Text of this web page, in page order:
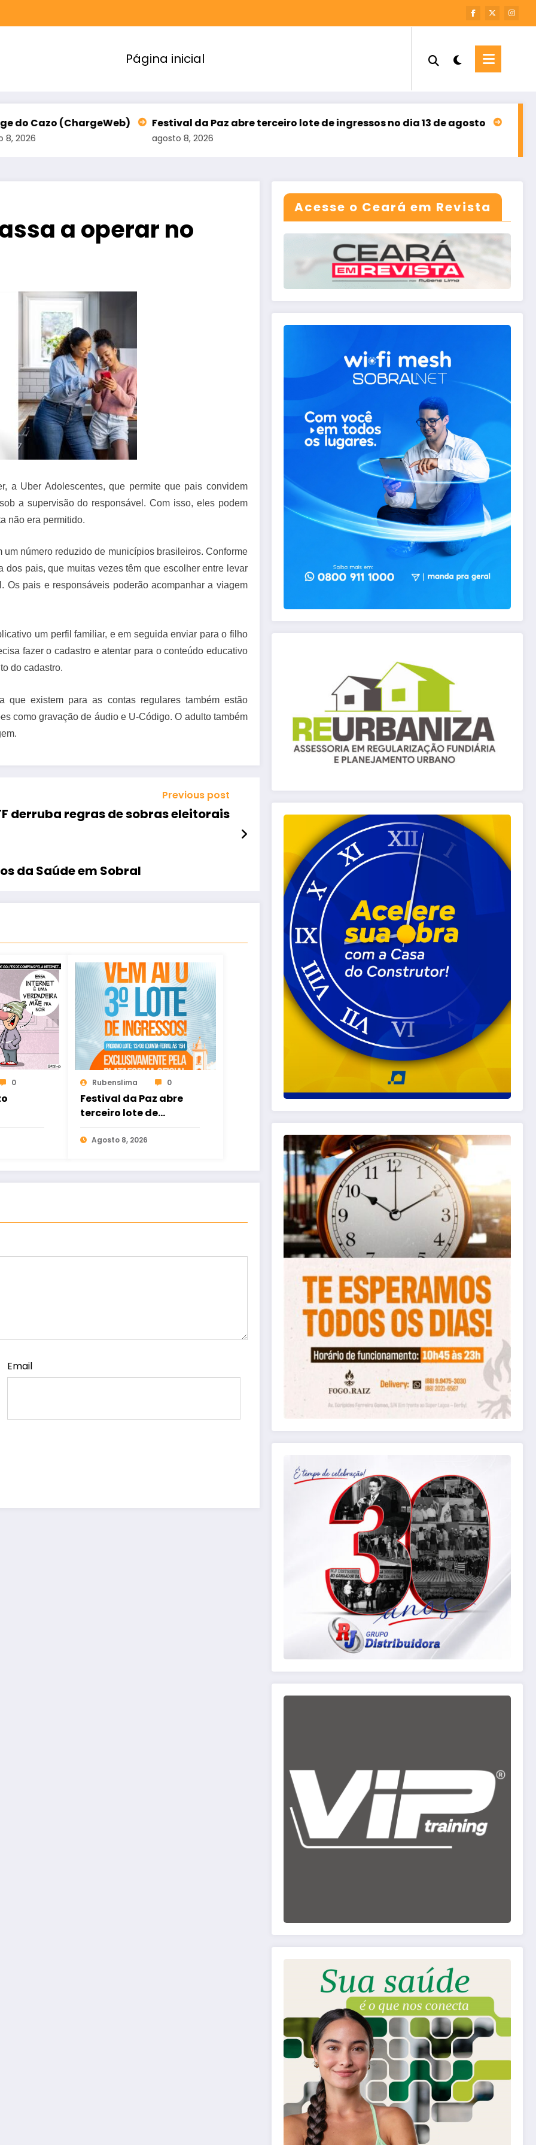
Página inicial
Festival da Paz abre terceiro lote de ingressos no dia 13 de agosto Sebrae Ceará abre
a operar no
a Uber Adolescentes, que permite que pais convidem
a supervisão do responsável. Com isso, eles podem
não era permitido.
número reduzido de municípios brasileiros. Conforme
pais, que muitas vezes têm que escolher entre levar
pais e responsáveis poderão acompanhar a viagem
um perfil familiar, e em seguida enviar para o filho
fazer o cadastro e atentar para o conteúdo educativo
do cadastro.
que existem para as contas regulares também estão
como gravação de áudio e U-Código. O adulto também
Previous post
derruba regras de sobras eleitorais
da Saúde em Sobral
0 Rubenslima 0
Festival da Paz abre
terceiro lote de
ingressos no dia 13 de
agosto
Agosto 8, 2026
Email
Acesse o Ceará em Revista